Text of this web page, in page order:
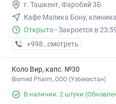
г. Ташкент, Фаробий 3Б
Кафе Малика Бону,
Открыто · Закроется в
+998 (33) XXX-XX-XX
смотреть
Коло Вир, капс. №30
Biomed Pharm, OOO (Узбекистан)
В наличии: 2 штуки